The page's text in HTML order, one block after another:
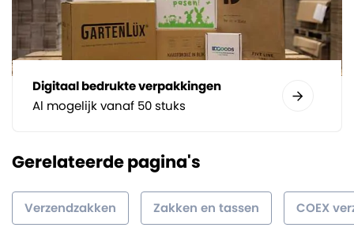
Digitaal bedrukte verpakkingen
Al mogelijk vanaf 50 stuks
Gerelateerde pagina's
Verzendzakken Zakken en tassen COEX